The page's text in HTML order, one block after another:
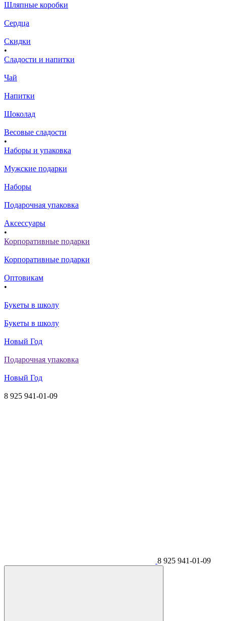
Шляпные коробки
Сердца
Скидки
•
Сладости и напитки
Чай
Напитки
Шоколад
Весовые сладости
•
Наборы и упаковка
Мужские подарки
Наборы
Подарочная упаковка
Аксессуары
•
Корпоративные подарки
Корпоративные подарки
Оптовикам
•
Букеты в школу
Букеты в школу
Новый Год
Подарочная упаковка
Новый Год
8 925 941-01-09
8 925 941-01-09